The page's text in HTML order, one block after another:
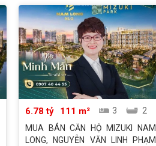
6.78 tỷ 111 m² 3
2
MUA BÁN CĂN HỘ MIZUKI NAM
LONG, NGUYỄN VĂN LINH PHẠM